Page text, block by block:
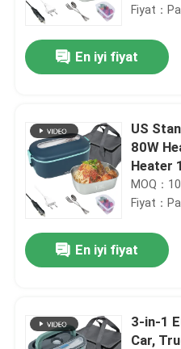
Use, 5-
Fiyat：
En iyi fiyat
US
80W
Heater
1
for
MOQ：
Fiyat：
En iyi fiyat
3-in-1
Car,